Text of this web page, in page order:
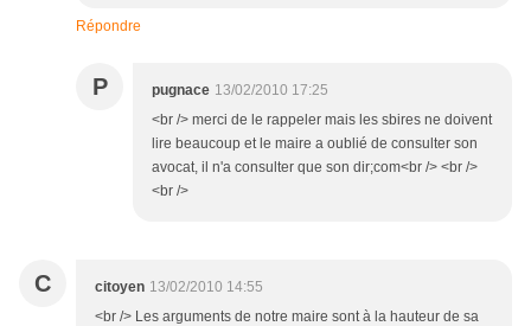
Répondre
P pugnace 13/02/2010 17:25
<br /> merci de le rappeler mais les sbires ne doivent
lire beaucoup et le maire a oublié de consulter son
avocat, il n'a consulter que son dir;com<br /> <br />
<br />
C citoyen 13/02/2010 14:55
<br /> Les arguments de notre maire sont à la hauteur de sa